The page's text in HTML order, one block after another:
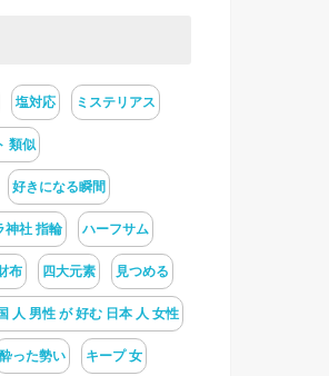
塩対応 ミステリアス
類似
好きになる瞬間
神社 指輪 ハーフサム
布 四大元素 見つめる
人 男性 が 好む 日本 人 女性
酔った勢い キープ 女